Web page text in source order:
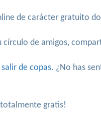
de carácter gratuito
círculo de amigos,
salir de copas. ¿No has
gratis!